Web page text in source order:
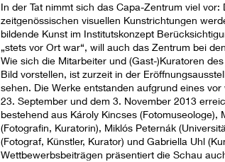
In der Tat nimmt sich das Capa-Zentrum viel
zeitgenössischen visuellen Kunstrichtungen
bildende Kunst im Institutskonzept
„stets vor Ort war“, will auch das Zentrum bei
Wie sich die Mitarbeiter und (Gast-)Kuratoren
Bild vorstellen, ist zurzeit in der
sehen. Die Werke entstanden aufgrund eines
23. September und dem 3. November 2013
bestehend aus Károly Kincses
(Fotografin, Kuratorin), Miklós Peternák
(Fotograf, Künstler, Kurator) und Gabriella Uhl
Wettbewerbsbeiträgen präsentiert die Schau